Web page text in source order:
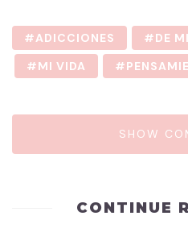
ADICCIONES DE MI
MI VIDA
SHOW
CONTINUE